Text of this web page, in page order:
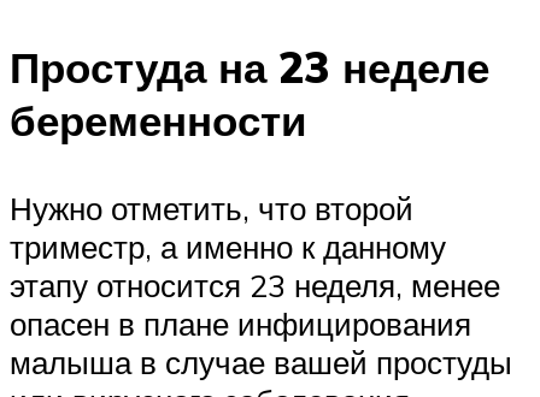
Простуда на 23 неделе
беременности
Нужно отметить, что второй
триместр, а именно к данному
этапу относится 23 неделя, менее
опасен в плане инфицирования
малыша в случае вашей простуды